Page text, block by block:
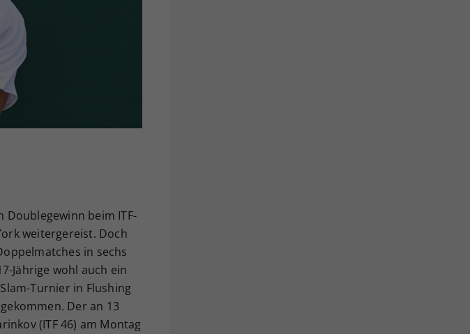
Doublegewinn beim ITF-
weitergereist. Doch
in sechs
Jährige wohl auch ein
Turnier in Flushing
Der an 13
(ITF 46) am Montag
Einstellungen, falls der
dies eingestellt hat.